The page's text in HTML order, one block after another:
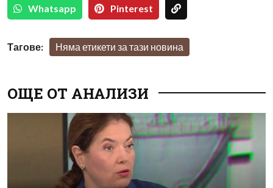
Whatsapp Pinterest
Тагове: Няма етикети за тази новина
ОЩЕ ОТ АНАЛИЗИ